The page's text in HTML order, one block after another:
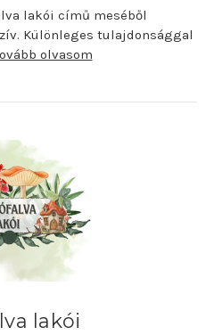
lakói című meséből
Különleges tulajdonsággal
olvasom
lakói